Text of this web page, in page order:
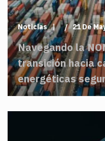
Noticias 21 De
Navegando la
transición hacia
energéticas